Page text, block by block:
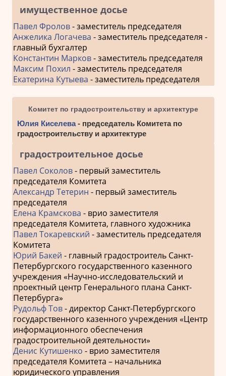
имущественное досье
Павел Фролов- заместитель председателя
Анжелика Логачева - заместитель председателя -
главный бухгалтер
Константин Марков- заместитель председателя
Максим Похил - заместитель председателя
Екатерина Кутыева - заместитель председателя
Комитет по градостроительству и архитектуре
Юлия Киселева- председатель Комитета по
градостроительству и архитектуре
градостроительное досье
Павел Соколов- первый заместитель
председателя Комитета
Александр Тетерин - первый заместитель
председателя
Елена Крамскова - врио заместителя
председателя Комитета, главного художника
Павел Токаревский - заместитель председателя
Комитета
Юрий Бакей - главный градостроитель Санкт-
Петербургского государственного казенного
учреждения «Научно-исследовательский и
проектный центр Генерального плана Санкт-
Петербурга»
Рудольф Тов- директор Санкт-Петербургского
государственного казенного учреждения «Центр
информационного обеспечения
градостроительной деятельности»
Денис Кутишенко - врио заместителя
председателя Комитета – начальника
юридического управления